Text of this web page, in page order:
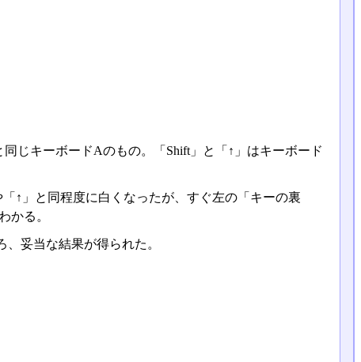
じキーボードAのもの。「Shift」と「↑」はキーボード
↑」と同程度に白くなったが、すぐ左の「キーの裏
かる。
妥当な結果が得られた。